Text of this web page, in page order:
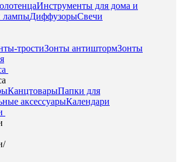
Инструменты для дома и
лампыДиффузорыСвечи
тростиЗонты антиштормЗонты
КанцтоварыПапки для
аксессуарыКалендари
/